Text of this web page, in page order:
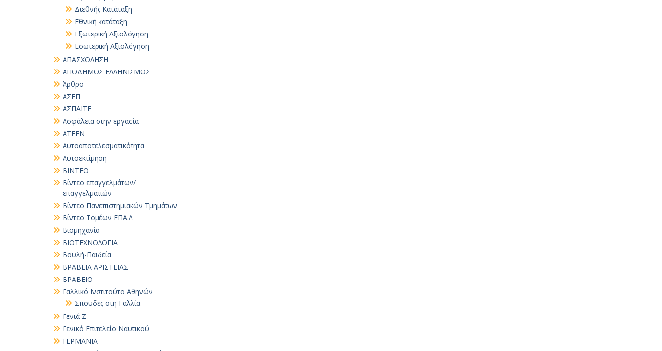
Διεθνής Κατάταξη
Εθνική κατάταξη
Εξωτερική Αξιολόγηση
Εσωτερική Αξιολόγηση
ΑΠΑΣΧΟΛΗΣΗ
ΑΠΟΔΗΜΟΣ ΕΛΛΗΝΙΣΜΟΣ
Άρθρο
ΑΣΕΠ
ΑΣΠΑΙΤΕ
Ασφάλεια στην εργασία
ΑΤΕΕΝ
Αυτοαποτελεσματικότητα
Αυτοεκτίμηση
ΒΙΝΤΕΟ
Βίντεο επαγγελμάτων/
επαγγελματιών
Βίντεο Πανεπιστημιακών Τμημάτων
Βίντεο Τομέων ΕΠΑ.Λ.
Βιομηχανία
ΒΙΟΤΕΧΝΟΛΟΓΙΑ
Βουλή-Παιδεία
ΒΡΑΒΕΙΑ ΑΡΙΣΤΕΙΑΣ
ΒΡΑΒΕΙΟ
Γαλλικό Ινστιτούτο Αθηνών
Σπουδές στη Γαλλία
Γενιά Ζ
Γενικό Επιτελείο Ναυτικού
ΓΕΡΜΑΝΙΑ